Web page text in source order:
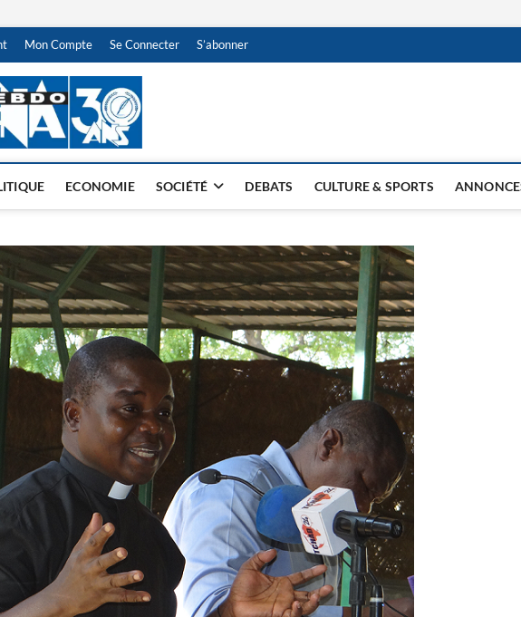
Mon Compte Se Connecter S’abonner
NDJAMENA HEBDO
ECONOMIE SOCIÉTÉ DEBATS CULTURE & SPORTS